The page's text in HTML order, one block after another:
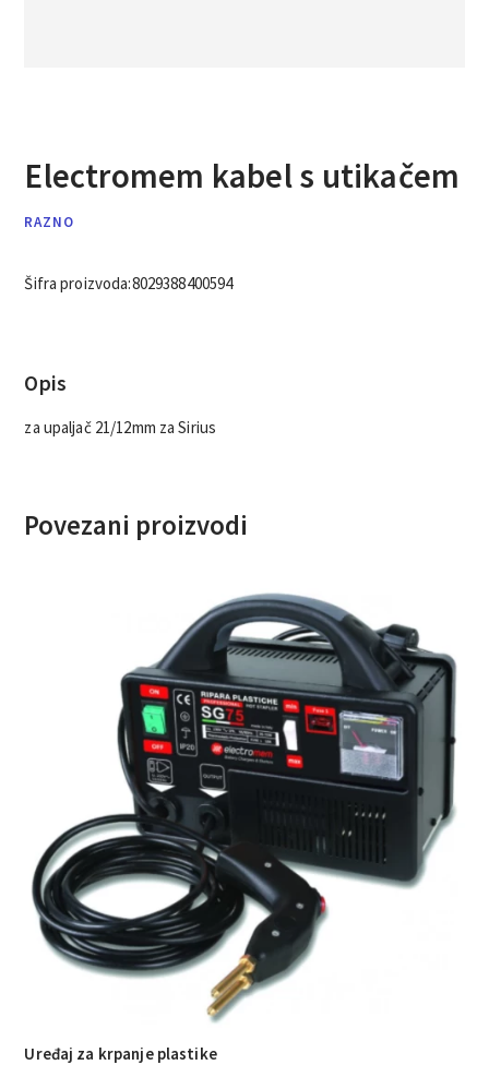
Electromem kabel s utikačem
RAZNO
Šifra proizvoda:8029388400594
Opis
za upaljač 21/12mm za Sirius
Povezani proizvodi
Uređaj za krpanje plastike